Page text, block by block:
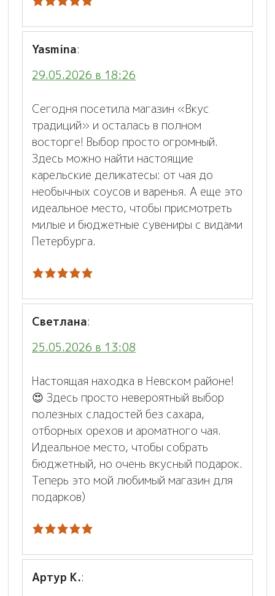
Yasmina:
29.05.2026 в 18:26
Сегодня посетила магазин «Вкус
традиций» и осталась в полном
восторге! Выбор просто огромный.
Здесь можно найти настоящие
карельские деликатесы: от чая до
необычных соусов и варенья. А еще это
идеальное место, чтобы присмотреть
милые и бюджетные сувениры с видами
Петербурга.
Светлана:
25.05.2026 в 13:08
Настоящая находка в Невском районе!
😍 Здесь просто невероятный выбор
полезных сладостей без сахара,
отборных орехов и ароматного чая.
Идеальное место, чтобы собрать
бюджетный, но очень вкусный подарок.
Теперь это мой любимый магазин для
подарков)
Артур К.: